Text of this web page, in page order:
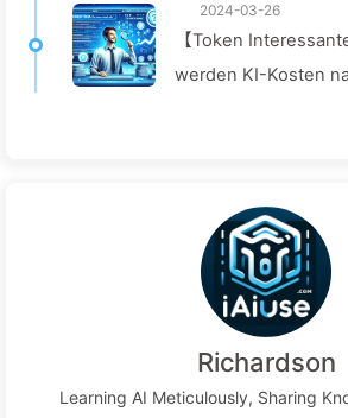
2024-03-26
【Token
werden KI-Kosten
Richardson
Learning AI Meticulously, Sharing